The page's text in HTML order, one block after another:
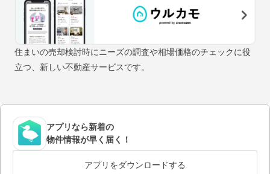
住まいの売却検討時にニーズの調査や相場価格のチェックに役
立つ、新しい不動産サービスです。
アプリなら新着の
物件情報が早く届く！
アプリをダウンロードする